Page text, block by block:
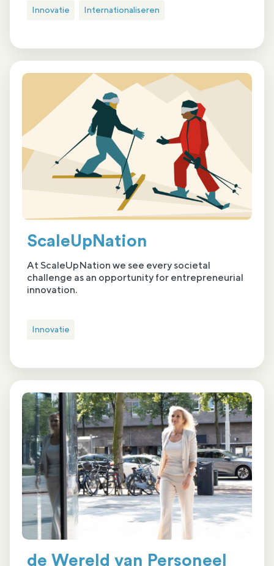
Innovatie Internationaliseren
ScaleUpNation
At ScaleUpNation we see every societal
challenge as an opportunity for entrepreneurial
innovation.
Innovatie
de Wereld van Personeel